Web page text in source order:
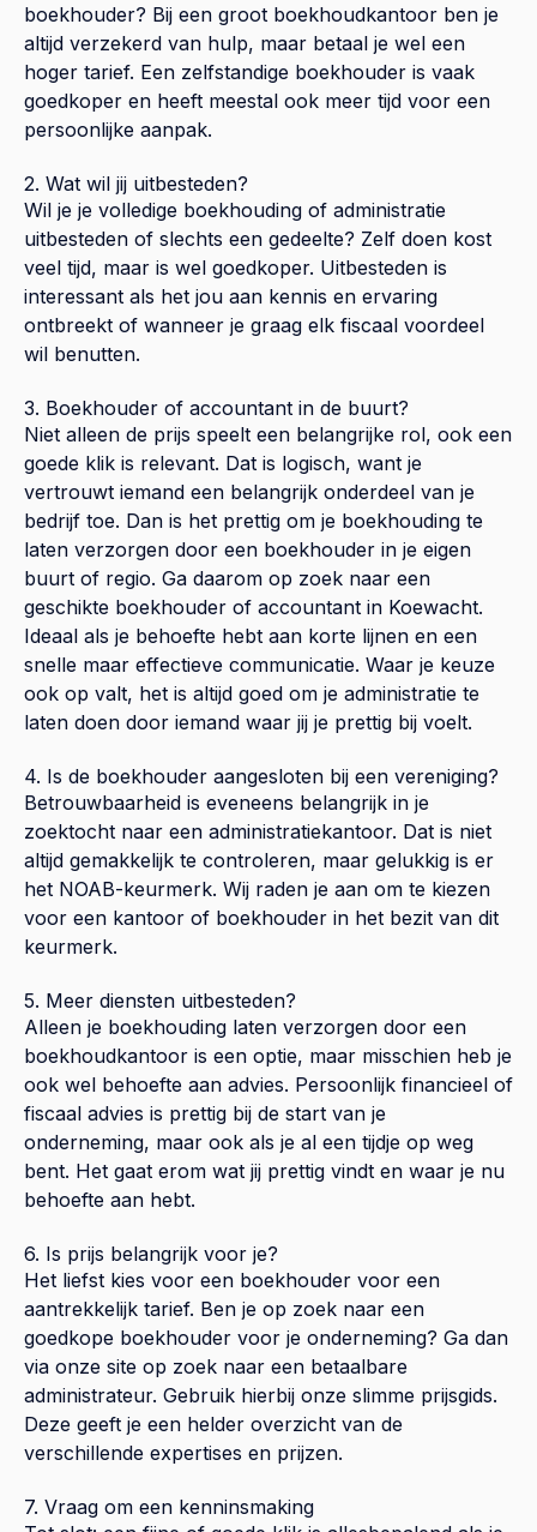
boekhouder? Bij een groot boekhoudkantoor ben je
altijd verzekerd van hulp, maar betaal je wel een
hoger tarief. Een zelfstandige boekhouder is vaak
goedkoper en heeft meestal ook meer tijd voor een
persoonlijke aanpak.
2. Wat wil jij uitbesteden?
Wil je je volledige boekhouding of administratie
uitbesteden of slechts een gedeelte? Zelf doen kost
veel tijd, maar is wel goedkoper. Uitbesteden is
interessant als het jou aan kennis en ervaring
ontbreekt of wanneer je graag elk fiscaal voordeel
wil benutten.
3. Boekhouder of accountant in de buurt?
Niet alleen de prijs speelt een belangrijke rol, ook een
goede klik is relevant. Dat is logisch, want je
vertrouwt iemand een belangrijk onderdeel van je
bedrijf toe. Dan is het prettig om je boekhouding te
laten verzorgen door een boekhouder in je eigen
buurt of regio. Ga daarom op zoek naar een
geschikte boekhouder of accountant in Koewacht.
Ideaal als je behoefte hebt aan korte lijnen en een
snelle maar effectieve communicatie. Waar je keuze
ook op valt, het is altijd goed om je administratie te
laten doen door iemand waar jij je prettig bij voelt.
4. Is de boekhouder aangesloten bij een vereniging?
Betrouwbaarheid is eveneens belangrijk in je
zoektocht naar een administratiekantoor. Dat is niet
altijd gemakkelijk te controleren, maar gelukkig is er
het NOAB-keurmerk. Wij raden je aan om te kiezen
voor een kantoor of boekhouder in het bezit van dit
keurmerk.
5. Meer diensten uitbesteden?
Alleen je boekhouding laten verzorgen door een
boekhoudkantoor is een optie, maar misschien heb je
ook wel behoefte aan advies. Persoonlijk financieel of
fiscaal advies is prettig bij de start van je
onderneming, maar ook als je al een tijdje op weg
bent. Het gaat erom wat jij prettig vindt en waar je nu
behoefte aan hebt.
6. Is prijs belangrijk voor je?
Het liefst kies voor een boekhouder voor een
aantrekkelijk tarief. Ben je op zoek naar een
goedkope boekhouder voor je onderneming? Ga dan
via onze site op zoek naar een betaalbare
administrateur. Gebruik hierbij onze slimme prijsgids.
Deze geeft je een helder overzicht van de
verschillende expertises en prijzen.
7. Vraag om een kenninsmaking